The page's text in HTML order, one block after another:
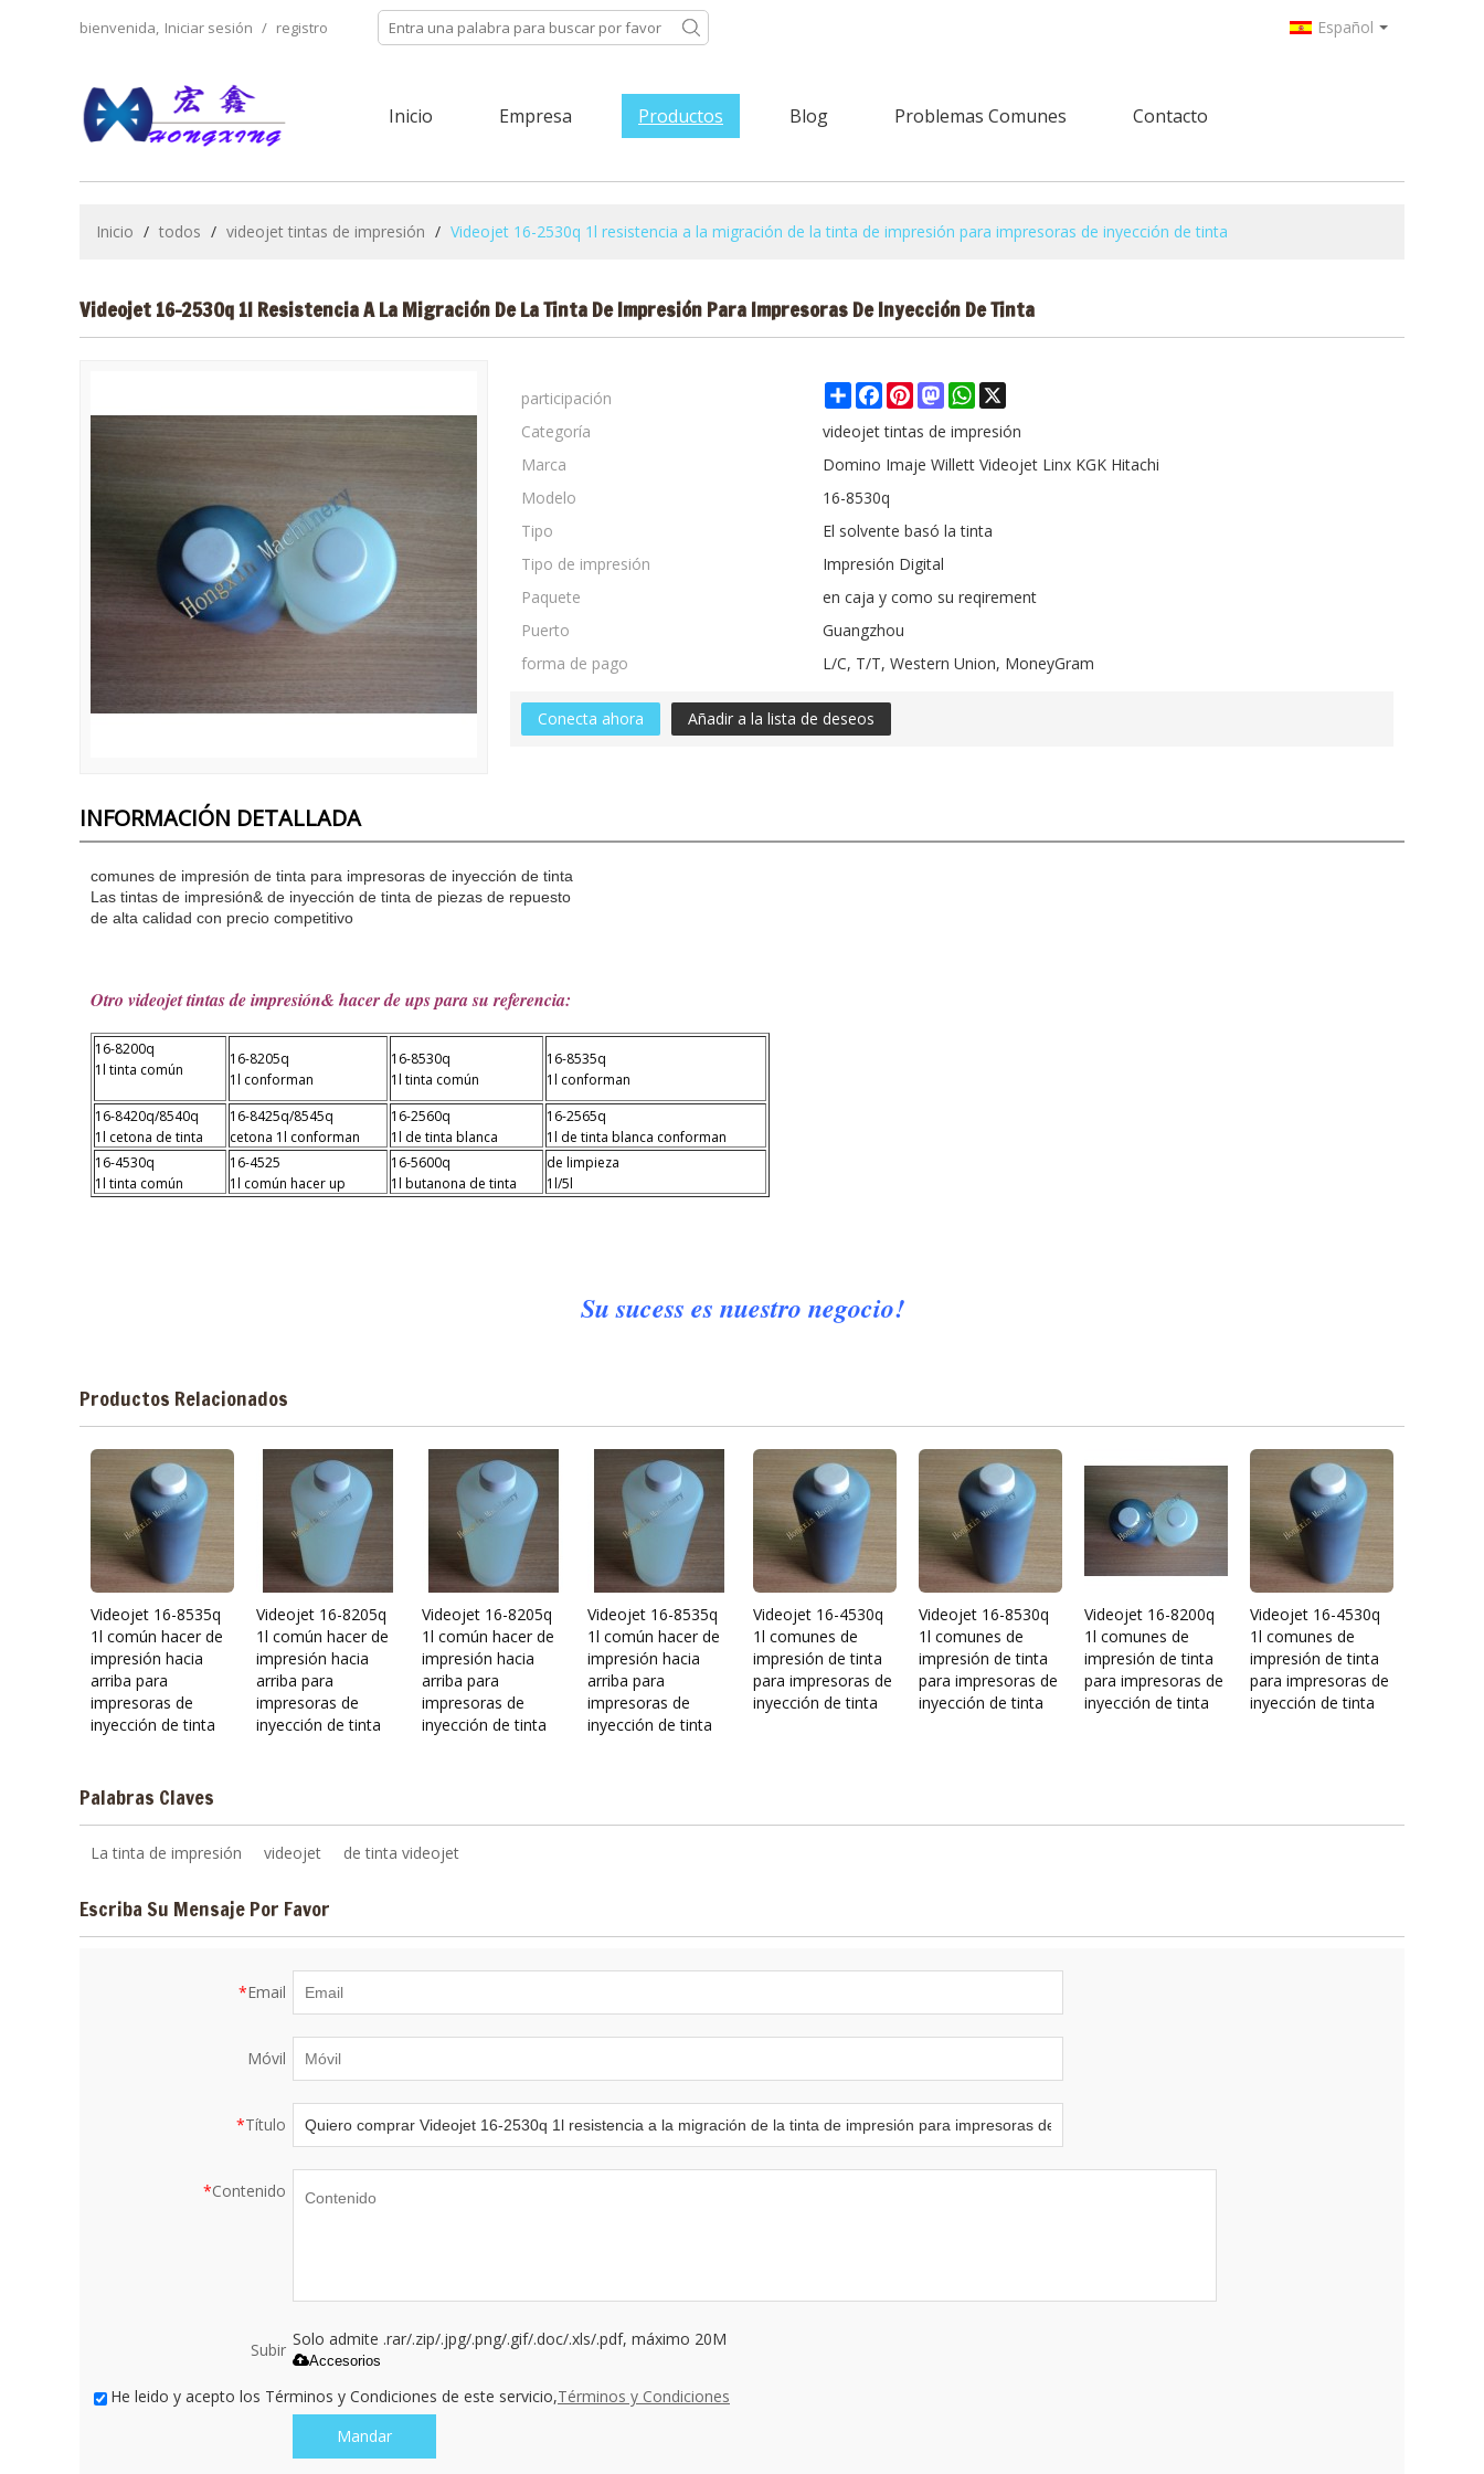
bienvenida, Iniciar sesión / registro Español
Inicio Empresa Productos Blog Problemas Comunes Contacto
Inicio / todos / videojet tintas de impresión / Videojet 16-2530q 1l resistencia a la migración de la tinta de impresión para impresoras de inyección de tinta
Videojet 16-2530q 1l Resistencia A La Migración De La Tinta De Impresión Para Impresoras De Inyección De Tinta
participación ShareFacebook
PinterestMastodonWhatsApp
Categoría
videojet tintas de impresión
Marca
Domino Imaje Willett Videojet Linx KGK Hitachi
Modelo
16-8530q
Tipo
El solvente basó la tinta
Tipo de impresión
Impresión Digital
Paquete
en caja y como su reqirement
Puerto
Guangzhou
forma de pago
L/C, T/T, Western Union, MoneyGram
Conecta ahora Añadir a la lista de deseos
INFORMACIÓN DETALLADA
comunes de impresión de tinta para impresoras de inyección de tinta
Las tintas de impresión& de inyección de tinta de piezas de repuesto
de alta calidad con precio competitivo
Otro videojet tintas de impresión& hacer de ups para su referencia:
16-8200q
1l tinta común
16-8205q
1l conforman
16-8530q
1l tinta común
16-8535q
1l conforman
16-8420q/8540q
1l cetona de tinta
16-8425q/8545q
cetona 1l conforman
16-2560q
1l de tinta blanca
16-2565q
1l de tinta blanca conforman
16-4530q
1l tinta común
16-4525
1l común hacer up
16-5600q
1l butanona de tinta
de limpieza
1l/5l
Su sucess es nuestro negocio!
Productos Relacionados
Videojet 16-8535q
1l común hacer de
impresión hacia
arriba para
impresoras de
inyección de tinta
Videojet 16-8205q
1l común hacer de
impresión hacia
arriba para
impresoras de
inyección de tinta
Videojet 16-8205q
1l común hacer de
impresión hacia
arriba para
impresoras de
inyección de tinta
Videojet 16-8535q
1l común hacer de
impresión hacia
arriba para
impresoras de
inyección de tinta
Videojet 16-4530q
1l comunes de
impresión de tinta
para impresoras de
inyección de tinta
Videojet 16-8530q
1l comunes de
impresión de tinta
para impresoras de
inyección de tinta
Videojet 16-8200q
1l comunes de
impresión de tinta
para impresoras de
inyección de tinta
Videojet 16-4530q
1l comunes de
impresión de tinta
para impresoras de
inyección de tinta
Palabras Claves
La tinta de impresión videojet de tinta videojet
Escriba Su Mensaje Por Favor
*Email
Móvil
*Título
*Contenido
Subir
Solo admite .rar/.zip/.jpg/.png/.gif/.doc/.xls/.pdf, máximo 20M
Accesorios
He leido y acepto los Términos y Condiciones de este servicio,Términos y Condiciones
Mandar